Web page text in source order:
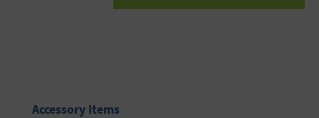
Produktgalerie überspringen
Accessory Items